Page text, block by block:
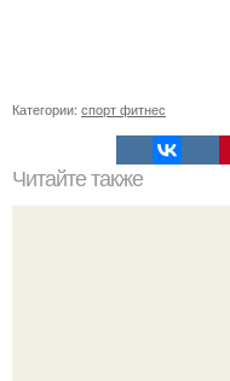
Категории: спорт фитнес
Читайте также